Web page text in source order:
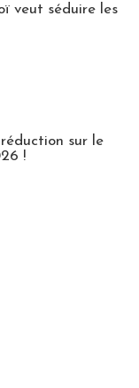
veut séduire les
sur le
!